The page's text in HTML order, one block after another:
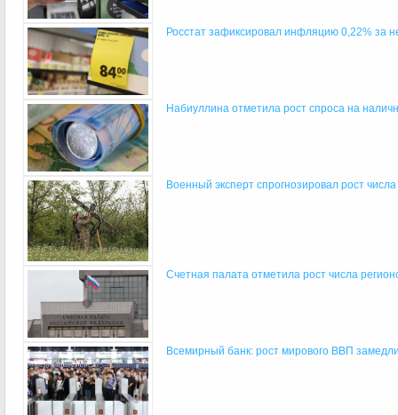
Росстат зафиксировал инфляцию 0,22% за
Набиуллина отметила рост спроса на
Военный эксперт спрогнозировал рост
Счетная палата отметила рост числа
Всемирный банк: рост мирового ВВП